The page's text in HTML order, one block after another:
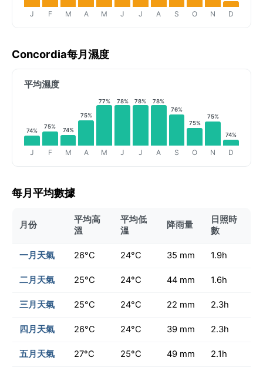
J F M A M J J A S O N D
Concordia每月濕度
平均濕度
74%
J
75%
F
74%
M
75%
A
77%
M
78%
J
78%
J
78%
A
76%
S
75%
O
75%
N
74%
D
每月平均數據
月份
平均高
溫
平均低
溫
降雨量
日照時
數
一月天氣 26°C 24°C 35 mm 1.9h
二月天氣 25°C 24°C 44 mm 1.6h
三月天氣 25°C 24°C 22 mm 2.3h
四月天氣 26°C 24°C 39 mm 2.3h
五月天氣 27°C 25°C 49 mm 2.1h